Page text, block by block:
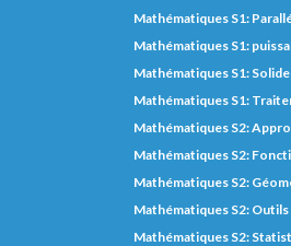
Mathématiques S1:
Mathématiques S1:
Mathématiques S1:
Mathématiques S1:
Mathématiques S2:
Mathématiques S2:
Mathématiques S2:
Mathématiques S2:
Mathématiques S2: